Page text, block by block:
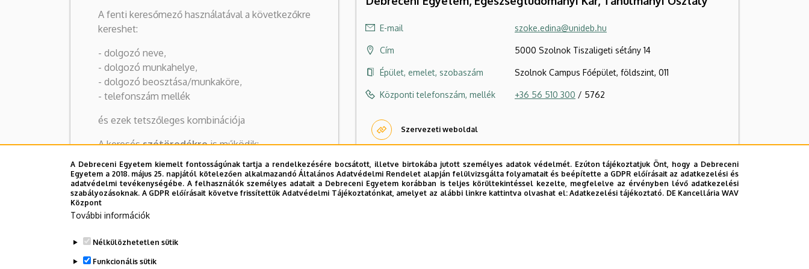
A fenti keresőmező használatával a következőkre
kereshet:
- dolgozó neve,
- dolgozó munkahelye,
- dolgozó beosztása/munkaköre,
- telefonszám mellék
és ezek tetszőleges kombinációja
A keresésszótöredékreis működik:
pl. "kancel bács zoltán" keresésre Dr. Bács Zoltán
Kancellár lesz az egyetlen találat
E-mail szoke.edina@unideb.hu
Cím 5000 Szolnok Tiszaligeti sétány 14
Épület, emelet, szobaszám Szolnok Campus Főépület, földszint, 011
Központi telefonszám, mellék +36 56 510 300 / 5762
Szervezeti weboldal
A Debreceni Egyetem kiemelt fontosságúnak tartja a rendelkezésére bocsátott, illetve birtokába jutott személyes adatok védelmét. Ezúton tájékoztatjuk Önt, hogy a Debreceni
Egyetem a 2018. május 25. napjától kötelezően alkalmazandó Általános Adatvédelmi Rendelet alapján felülvizsgálta folyamatait és beépítette a GDPR előírásait az adatkezelési és
adatvédelmi tevékenységébe. A felhasználók személyes adatait a Debreceni Egyetem korábban is teljes körültekintéssel kezelte, megfelelve az érvényben lévő adatkezelési
szabályozásoknak. A GDPR előírásait követve frissítettük Adatvédelmi Tájékoztatónkat, amelyet az alábbi linkre kattintva olvashat el:Adatkezelési tájékoztató. DE Kancellária WAV
Központ
További információk
Nélkülözhetetlen sütik
Funkcionális sütik